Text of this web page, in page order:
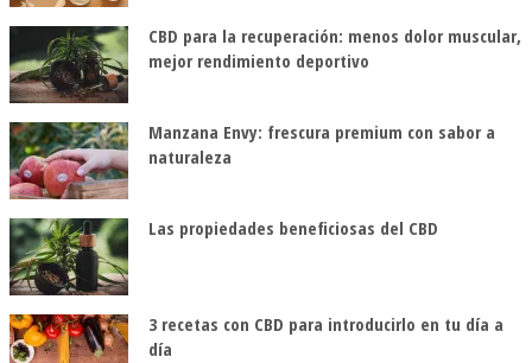
CBD para la recuperación: menos dolor muscular,
mejor rendimiento deportivo
Manzana Envy: frescura premium con sabor a
naturaleza
Las propiedades beneficiosas del CBD
3 recetas con CBD para introducirlo en tu día a
día